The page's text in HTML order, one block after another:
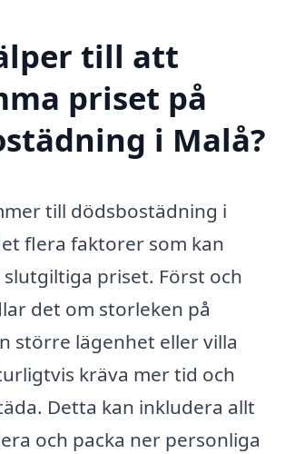
till att
priset på
i Malå?
till dödsbostädning i
flera faktorer som kan
priset. Först och
det om storleken på
större lägenhet eller villa
kräva mer tid och
Detta kan inkludera allt
och packa ner personliga